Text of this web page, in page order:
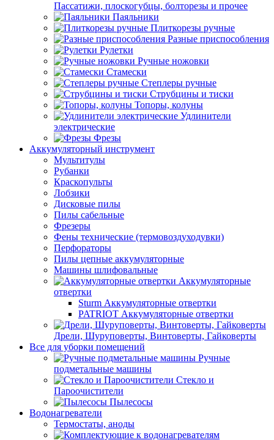
Пассатижи, плоскогубцы, болторезы и прочее
Паяльники
Плиткорезы ручные
Разные приспособления
Рулетки
Ручные ножовки
Стамески
Степлеры ручные
Струбцины и тиски
Топоры, колуны
Удлинители
электрические
Фрезы
Аккумуляторный инструмент
Мультитулы
Рубанки
Краскопульты
Лобзики
Дисковые пилы
Пилы сабельные
Фрезеры
Фены технические (термовоздуходувки)
Перфораторы
Пилы цепные аккумуляторные
Машины шлифовальные
Аккумуляторные
отвертки
Sturm Аккумуляторные отвертки
PATRIOT Аккумуляторные отвертки
Дрели, Шуруповерты, Винтоверты, Гайковерты
Все для уборки помещений
Ручные
подметальные машины
Стекло и
Пароочистители
Пылесосы
Водонагреватели
Термостаты, аноды